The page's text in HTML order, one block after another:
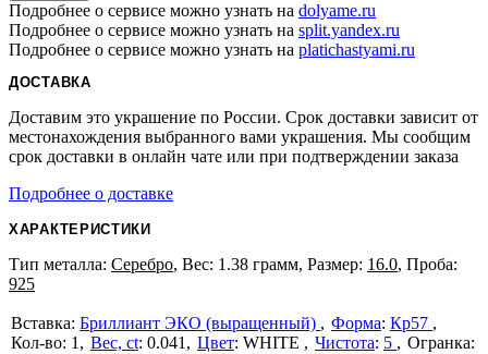
Подробнее о сервисе можно узнать на dolyame.ru
Подробнее о сервисе можно узнать на split.yandex.ru
Подробнее о сервисе можно узнать на platichastyami.ru
ДОСТАВКА
Доставим это украшение по России. Срок доставки зависит от
местонахождения выбранного вами украшения. Мы сообщим
срок доставки в онлайн чате или при подтверждении заказа
Подробнее о доставке
ХАРАКТЕРИСТИКИ
Тип металла: Серебро, Вес: 1.38 грамм, Размер: 16.0, Проба:
925
Бриллиант ЭКО (выращенный) Форма: Кр57
1
Вес, ct: 0.041 Цвет: WHITE Чистота: 5